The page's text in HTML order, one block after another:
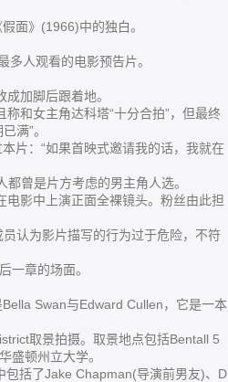
面》(1966)中的独白。
人观看的电影预告片。
加脚后跟着地。
和女主角达科塔“十分合拍”，但最终
满”。
片：“如果首映式邀请我的话，我就在
都曾是片方考虑的男主角人选。
电影中上演正面全裸镜头。粉丝由此担
认为影片描写的行为过于危险，不符
一章的场面。
Swan与Edward Cullen，它是一本
取景拍摄。取景地点包括Bentall 5
盛顿州立大学。
包括了Jake Chapman(导演前男友)、D